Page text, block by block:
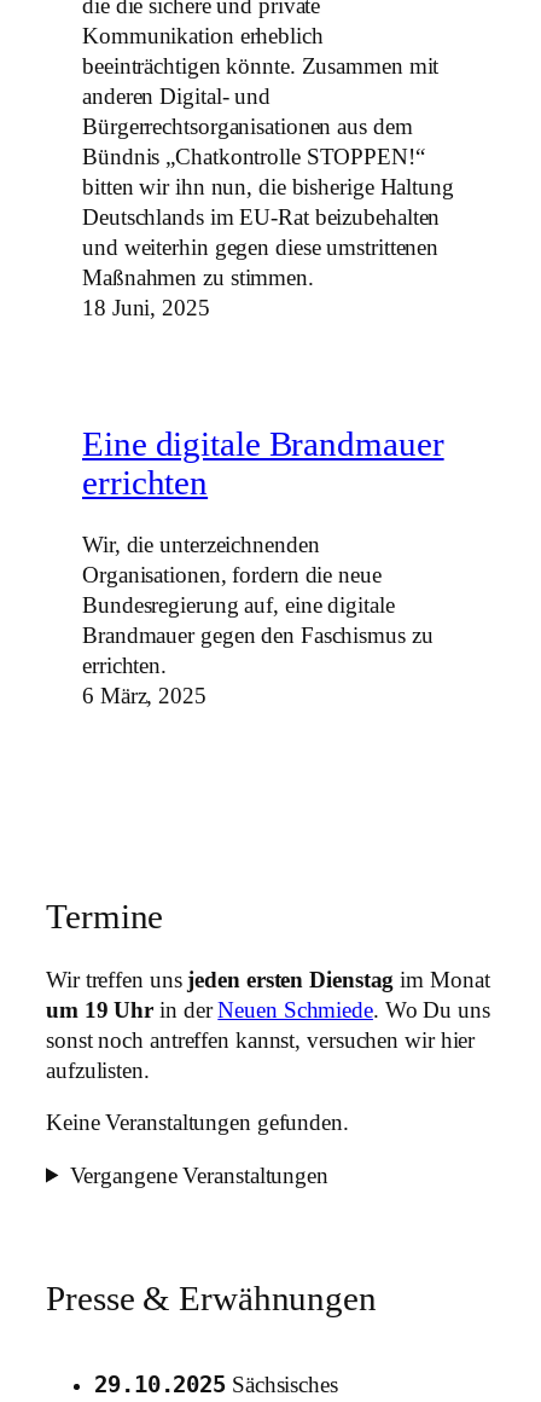
die die sichere und private
Kommunikation erheblich
beeinträchtigen könnte. Zusammen mit
anderen Digital- und
Bürgerrechtsorganisationen aus dem
Bündnis „Chatkontrolle STOPPEN!“
bitten wir ihn nun, die bisherige Haltung
Deutschlands im EU-Rat beizubehalten
und weiterhin gegen diese umstrittenen
Maßnahmen zu stimmen.
18 Juni, 2025
Eine digitale Brandmauer
errichten
Wir, die unterzeichnenden
Organisationen, fordern die neue
Bundesregierung auf, eine digitale
Brandmauer gegen den Faschismus zu
errichten.
6 März, 2025
Termine
Wir treffen unsjeden ersten Dienstag im Monat
um 19 Uhr in derNeuen Schmiede. Wo Du uns
sonst noch antreffen kannst, versuchen wir hier
aufzulisten.
Keine Veranstaltungen gefunden.
Vergangene Veranstaltungen
Presse & Erwähnungen
29.10.2025 Sächsisches